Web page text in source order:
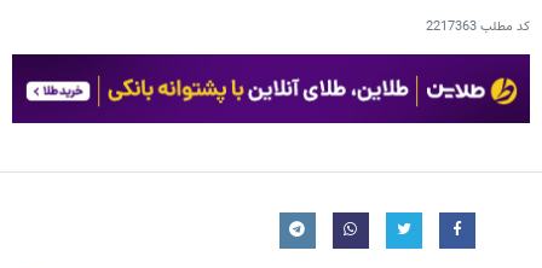
کد مطلب2217363